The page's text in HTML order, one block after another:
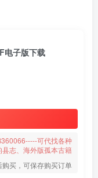
电子版下载
可代找各种
县志、海外版孤本古籍
买，可保存购买订单